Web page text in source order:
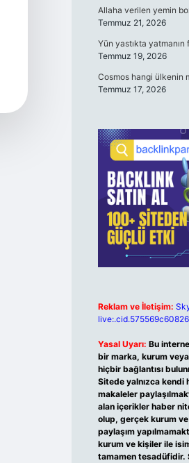
Allaha verilen yemin
Temmuz 21, 2026
Yün yastıkta yatmanın
Temmuz 19, 2026
Cosmos hangi ülkenin
Temmuz 17, 2026
Reklam ve İletişim:
Yasal Uyarı: Bu
bir marka, kurum
hiçbir bağlantısı
Sitede yalnızca kendi
makaleler
alan içerikler haber
olup, gerçek kurum
paylaşım
kurum ve kişiler ile
tamamen tesadüfidir.